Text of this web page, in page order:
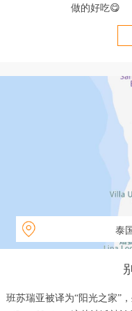
做的好吃😋
泰
班苏瑞亚被译为“阳光之家”